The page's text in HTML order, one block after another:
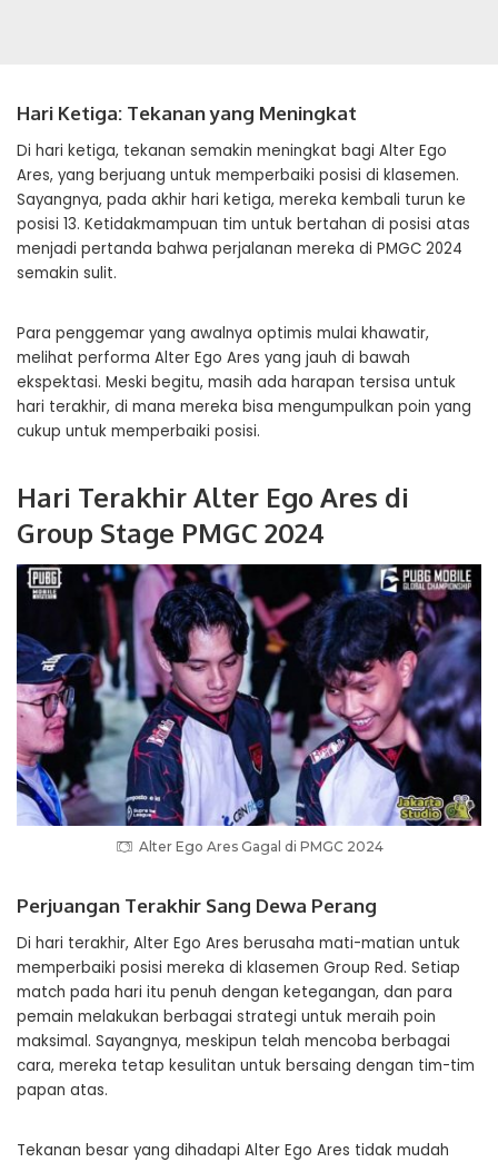
Hari Ketiga: Tekanan yang Meningkat
Di hari ketiga, tekanan semakin meningkat bagi Alter Ego
Ares, yang berjuang untuk memperbaiki posisi di klasemen.
Sayangnya, pada akhir hari ketiga, mereka kembali turun ke
posisi 13. Ketidakmampuan tim untuk bertahan di posisi atas
menjadi pertanda bahwa perjalanan mereka di PMGC 2024
semakin sulit.
Para penggemar yang awalnya optimis mulai khawatir,
melihat performa Alter Ego Ares yang jauh di bawah
ekspektasi. Meski begitu, masih ada harapan tersisa untuk
hari terakhir, di mana mereka bisa mengumpulkan poin yang
cukup untuk memperbaiki posisi.
Hari Terakhir Alter Ego Ares di
Group Stage PMGC 2024
Alter Ego Ares Gagal di PMGC 2024
Perjuangan Terakhir Sang Dewa Perang
Di hari terakhir, Alter Ego Ares berusaha mati-matian untuk
memperbaiki posisi mereka di klasemen Group Red. Setiap
match pada hari itu penuh dengan ketegangan, dan para
pemain melakukan berbagai strategi untuk meraih poin
maksimal. Sayangnya, meskipun telah mencoba berbagai
cara, mereka tetap kesulitan untuk bersaing dengan tim-tim
papan atas.
Tekanan besar yang dihadapi Alter Ego Ares tidak mudah